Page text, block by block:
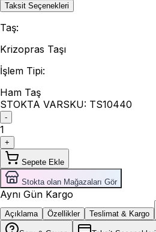
Taksit Seçenekleri
Taş:
Krizopras Taşı
İşlem Tipi:
Ham Taş
STOKTA VARSKU: TS10440
-
1
+
Sepete Ekle
Stokta olan Mağazaları Gör
Aynı Gün Kargo
Açıklama Özellikler Teslimat & Kargo